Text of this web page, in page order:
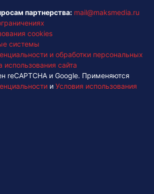
партнерства: mail@maksmedia.ru
cookies
системы
и обработки персональных
сайта
reCAPTCHA и Google. Применяются
и Условия использования